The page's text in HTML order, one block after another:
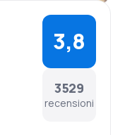
i suoi voli.
e souvenir
3529
recensioni
3,8